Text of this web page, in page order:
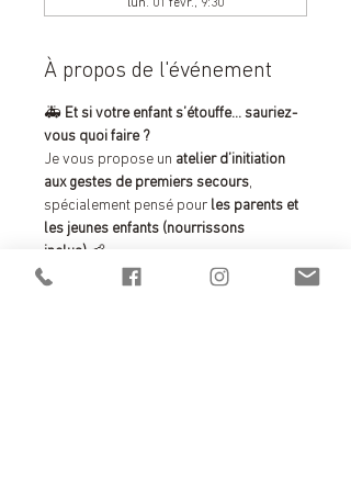
lun. 01 févr., 9:30
À propos de l'événement
🚑 Et si votre enfant s’étouffe… sauriez-
vous quoi faire ?
Je vous propose un atelier d’initiation
aux gestes de premiers secours,
spécialement pensé pour les parents et
les jeunes enfants (nourrissons
inclus) 👶
2 heures
, vous apprendrez les